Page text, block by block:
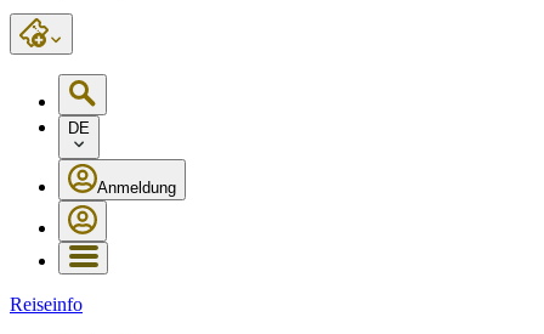
DE
Anmeldung
Reiseinfo